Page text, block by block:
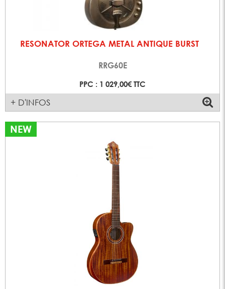
RESONATOR ORTEGA METAL ANTIQUE BURST
RRG60E
PPC : 1 029,00€ TTC
+ D'INFOS
NEW